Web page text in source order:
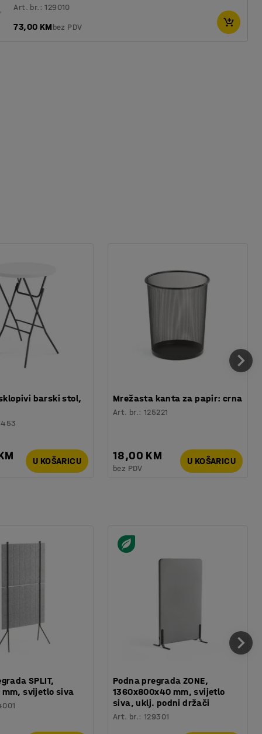
Art. br.: 129010
73,00 KMbez PDV
barski stol,
U KOŠARICU
Mrežasta kanta za papir: crna
Art. br.:125221
18,00 KM
bez PDV
U KOŠARICU
SPLIT,
mm, svijetlo siva
Podna pregrada ZONE,
1360x800x40 mm, svijetlo
siva, uklj. podni držači
Art. br.:129301